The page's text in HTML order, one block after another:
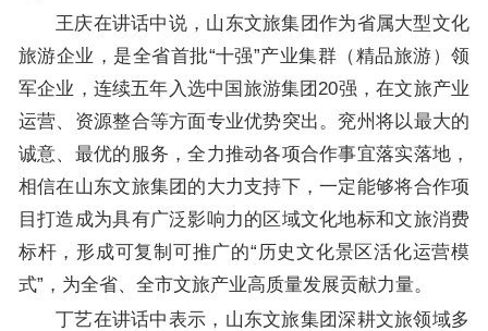
王庆在讲话中说，山东文旅集团作为省属大型文化
旅游企业，是全省首批“十强”产业集群（精品旅游）领
军企业，连续五年入选中国旅游集团20强，在文旅产业
运营、资源整合等方面专业优势突出。兖州将以最大的
诚意、最优的服务，全力推动各项合作事宜落实落地，
相信在山东文旅集团的大力支持下，一定能够将合作项
目打造成为具有广泛影响力的区域文化地标和文旅消费
标杆，形成可复制可推广的“历史文化景区活化运营模
式”，为全省、全市文旅产业高质量发展贡献力量。
丁艺在讲话中表示，山东文旅集团深耕文旅领域多